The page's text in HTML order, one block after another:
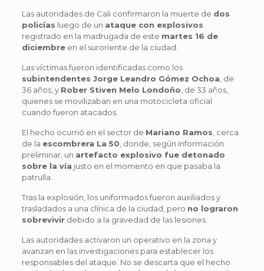
Las autoridades de Cali confirmaron la muerte de dos
policías luego de un ataque con explosivos
registrado en la madrugada de este martes 16 de
diciembreen el suroriente de la ciudad.
Las víctimas fueron identificadas como los
subintendentes Jorge Leandro Gómez Ochoa , de
36 años, y Rober Stiven Melo Londoño , de 33 años,
quienes se movilizaban en una motocicleta oficial
cuando fueron atacados.
El hecho ocurrió en el sector de Mariano Ramos , cerca
de la escombrera La 50 , donde, según información
preliminar, un artefacto explosivo fue detonado
sobre la vía justo en el momento en que pasaba la
patrulla.
Tras la explosión, los uniformados fueron auxiliados y
trasladados a una clínica de la ciudad, pero no lograron
sobrevivirdebido a la gravedad de las lesiones.
Las autoridades activaron un operativo en la zona y
avanzan en las investigaciones para establecer los
responsables del ataque. No se descarta que el hecho